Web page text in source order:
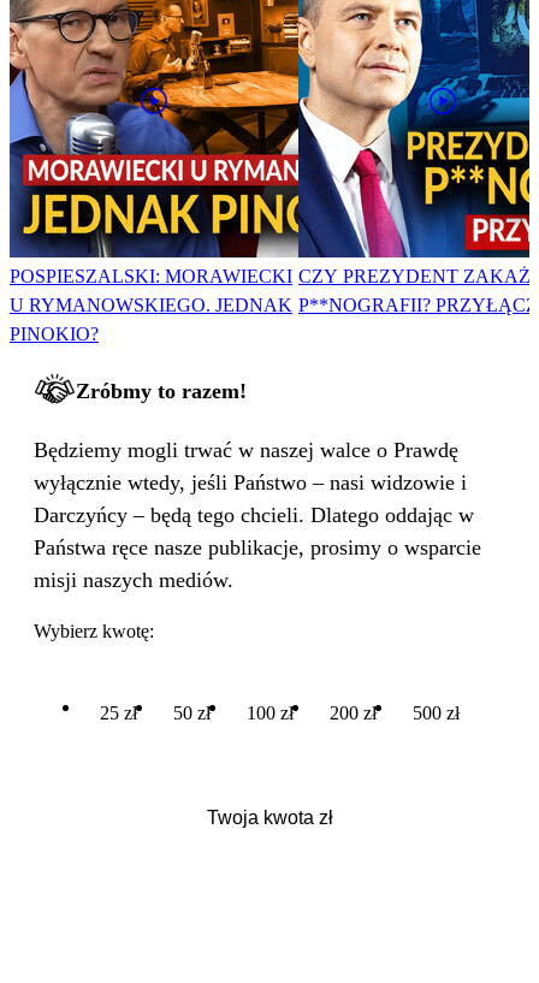
POSPIESZALSKI: MORAWIECKI
U RYMANOWSKIEGO. JEDNAK
PINOKIO?
CZY PREZYDENT
P**NOGRAFII?
Zróbmy to razem!
Będziemy mogli trwać w naszej walce o Prawdę
wyłącznie wtedy, jeśli Państwo – nasi widzowie i
Darczyńcy – będą tego chcieli. Dlatego oddając w
Państwa ręce nasze publikacje, prosimy o wsparcie
misji naszych mediów.
Wybierz kwotę:
25 zł 50 zł 100 zł 200 zł 500 zł